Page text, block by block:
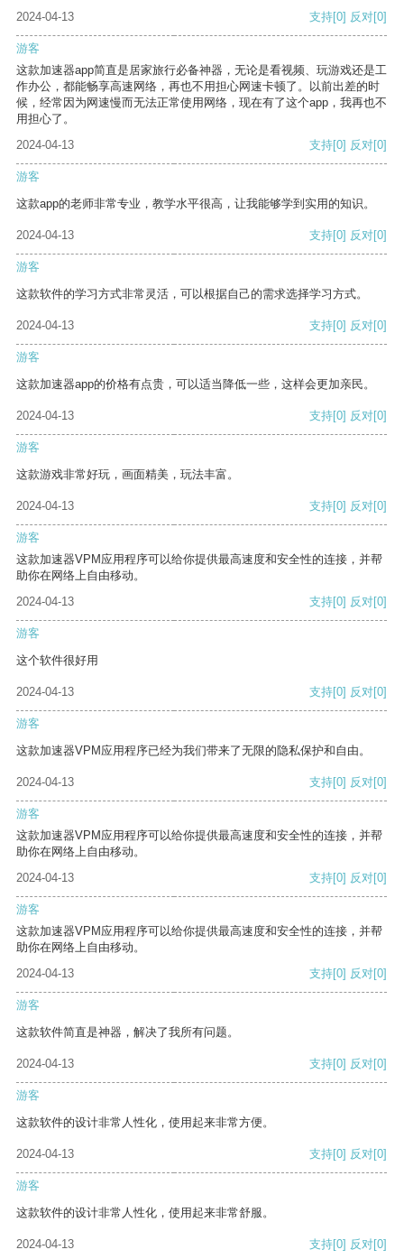
2024-04-13 支持[0] 反对[0]
游客
这款加速器app简直是居家旅行必备神器，无论是看视频、玩游戏还是工
作办公，都能畅享高速网络，再也不用担心网速卡顿了。以前出差的时
候，经常因为网速慢而无法正常使用网络，现在有了这个app，我再也不
用担心了。
2024-04-13
支持[0] 反对[0]
游客
这款app的老师非常专业，教学水平很高，让我能够学到实用的知识。
2024-04-13 支持[0] 反对[0]
游客
这款软件的学习方式非常灵活，可以根据自己的需求选择学习方式。
2024-04-13 支持[0] 反对[0]
游客
这款加速器app的价格有点贵，可以适当降低一些，这样会更加亲民。
2024-04-13 支持[0] 反对[0]
游客
这款游戏非常好玩，画面精美，玩法丰富。
2024-04-13 支持[0] 反对[0]
游客
这款加速器VPM应用程序可以给你提供最高速度和安全性的连接，并帮
助你在网络上自由移动。
2024-04-13
支持[0] 反对[0]
游客
这个软件很好用
2024-04-13 支持[0] 反对[0]
游客
这款加速器VPM应用程序已经为我们带来了无限的隐私保护和自由。
2024-04-13 支持[0] 反对[0]
游客
这款加速器VPM应用程序可以给你提供最高速度和安全性的连接，并帮
助你在网络上自由移动。
2024-04-13
支持[0] 反对[0]
游客
这款加速器VPM应用程序可以给你提供最高速度和安全性的连接，并帮
助你在网络上自由移动。
2024-04-13
支持[0] 反对[0]
游客
这款软件简直是神器，解决了我所有问题。
2024-04-13 支持[0] 反对[0]
游客
这款软件的设计非常人性化，使用起来非常方便。
2024-04-13 支持[0] 反对[0]
游客
这款软件的设计非常人性化，使用起来非常舒服。
2024-04-13 支持[0] 反对[0]